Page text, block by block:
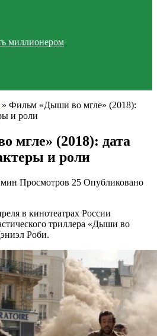
миллионером
» Фильм «Дыши во мгле» (2018):
и роли
(2018): дата
и роли
Просмотров 25 Опубликовано
в кинотеатрах России
триллера «Дыши во
Роби.